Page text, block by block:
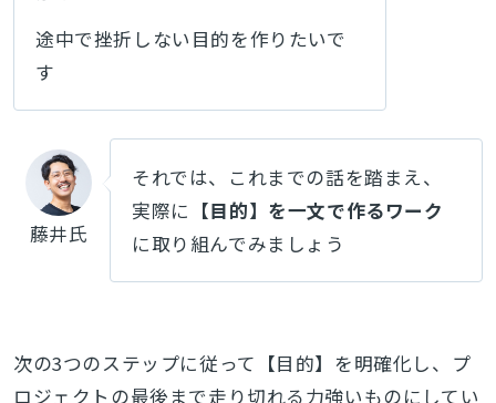
途中で挫折しない目的を作りたいで
す
藤井氏
それでは、これまでの話を踏まえ、
実際に 【目的】を一文で作るワーク
に取り組んでみましょう
次の3つのステップに従って【目的】を明確化し、プ
ロジェクトの最後まで走り切れる力強いものにしてい